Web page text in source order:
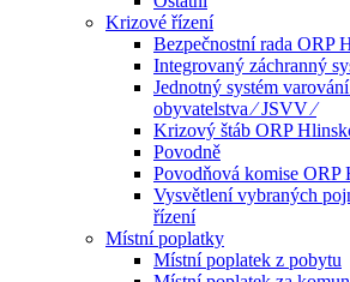
Krizové řízení
Bezpečnostní rada ORP
Integrovaný záchranný
Jednotný systém
obyvatelstva ⁄ JSVV ⁄
Krizový štáb ORP
Povodně
Povodňová komise ORP
Vysvětlení vybraných
řízení
Místní poplatky
Místní poplatek z pobytu